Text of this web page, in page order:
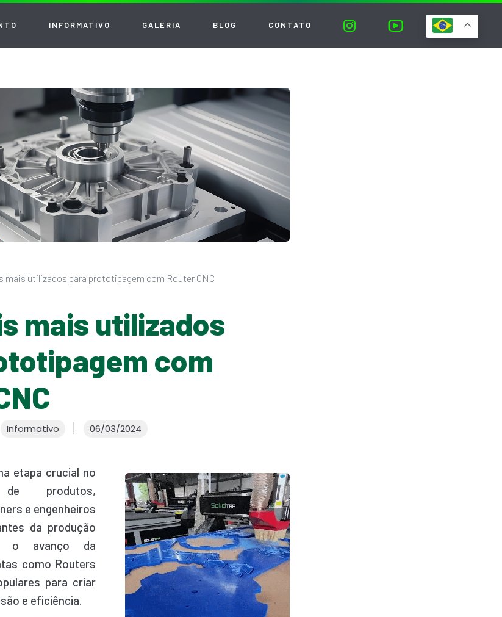
INFORMATIVO GALERIA BLOG CONTATO
mais utilizados para prototipagem com Router CNC
mais utilizados
com
Informativo 06/03/2024
etapa crucial no
de produtos,
e engenheiros
da produção
o avanço da
como Routers
para criar
e eficiência.